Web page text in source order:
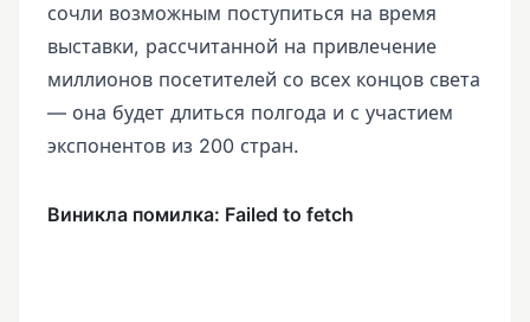
сочли возможным поступиться на время
выставки, рассчитанной на привлечение
миллионов посетителей со всех концов света
— она будет длиться полгода и с участием
экспонентов из 200 стран.